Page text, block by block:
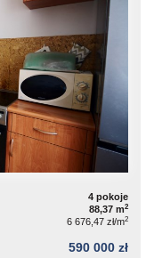
4 pokoje
88,37 m2
6 676,47 zł/m2
590 000 zł